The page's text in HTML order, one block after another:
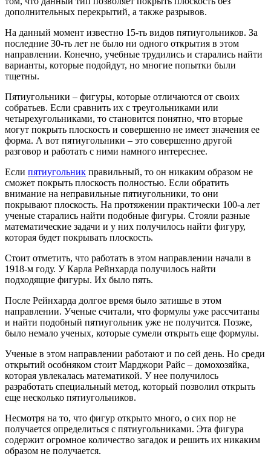
дополнительных перекрытий, а также разрывов.
На данный момент известно 15-ть видов пятиугольников. За
последние 30-ть лет не было ни одного открытия в этом
направлении. Конечно, учебные трудились и старались найти
варианты, которые подойдут, но многие попытки были
тщетны.
Пятиугольники – фигуры, которые отличаются от своих
собратьев. Если сравнить их с треугольниками или
четырехугольниками, то становится понятно, что вторые
могут покрыть плоскость и совершенно не имеет значения ее
форма. А вот пятиугольники – это совершенно другой
разговор и работать с ними намного интереснее.
Если пятиугольник правильный, то он никаким образом не
сможет покрыть плоскость полностью. Если обратить
внимание на неправильные пятиугольники, то они
покрывают плоскость. На протяжении практически 100-а лет
ученые старались найти подобные фигуры. Стояли разные
математические задачи и у них получилось найти фигуру,
которая будет покрывать плоскость.
Стоит отметить, что работать в этом направлении начали в
1918-м году. У Карла Рейнхарда получилось найти
подходящие фигуры. Их было пять.
После Рейнхарда долгое время было затишье в этом
направлении. Ученые считали, что формулы уже рассчитаны
и найти подобный пятиугольник уже не получится. Позже,
было немало ученых, которые сумели открыть еще формулы.
Ученые в этом направлении работают и по сей день. Но среди
открытий особняком стоит Марджори Райс – домохозяйка,
которая увлекалась математикой. У нее получилось
разработать специальный метод, который позволил открыть
еще несколько пятиугольников.
Несмотря на то, что фигур открыто много, о сих пор не
получается определиться с пятиугольниками. Эта фигура
содержит огромное количество загадок и решить их никаким
образом не получается.